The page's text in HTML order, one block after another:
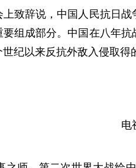
辞说，中国人民抗日战
组成部分。中国在八年
纪以来反抗外敌入侵取
电